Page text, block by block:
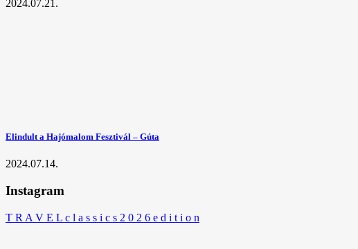
2024.07.21.
Elindult a Hajómalom Fesztivál – Gúta
2024.07.14.
Instagram
T R A V E L c l a s s i c s 2 0 2 6 e d i t i o n